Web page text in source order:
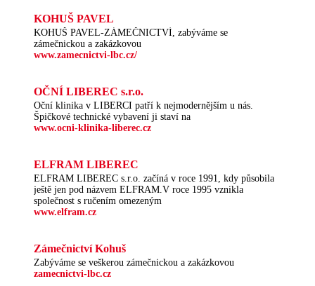
KOHUŠ PAVEL
KOHUŠ PAVEL-ZÁMEČNICTVÍ, zabýváme se
zámečnickou a zakázkovou
www.zamecnictvi-lbc.cz/
OČNÍ LIBEREC s.r.o.
Oční klinika v LIBERCI patří k nejmodernějším u nás.
Špičkové technické vybavení ji staví na
www.ocni-klinika-liberec.cz
ELFRAM LIBEREC
ELFRAM LIBEREC s.r.o. začíná v roce 1991, kdy působila
ještě jen pod názvem ELFRAM.V roce 1995 vznikla
společnost s ručením omezeným
www.elfram.cz
Zámečnictví Kohuš
Zabýváme se veškerou zámečnickou a zakázkovou
zamecnictvi-lbc.cz